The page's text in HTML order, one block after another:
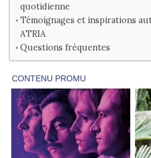
quotidienne
Témoignages et inspirations
ATRIA
Questions fréquentes